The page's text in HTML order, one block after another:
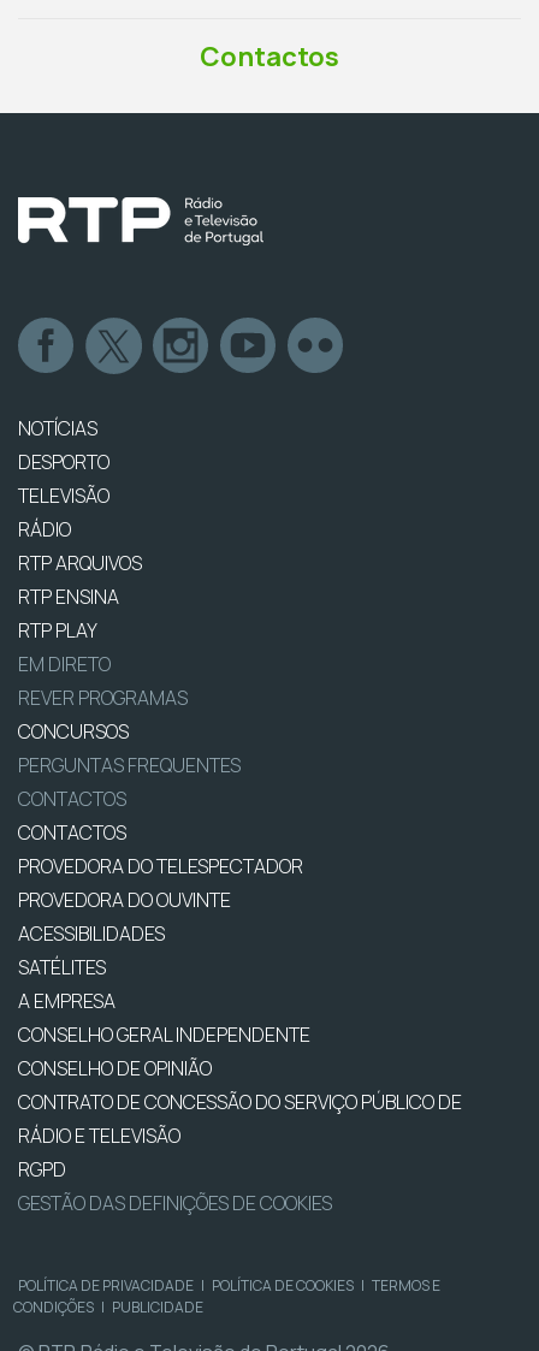
Contactos
NOTÍCIAS
DESPORTO
TELEVISÃO
RÁDIO
RTP ARQUIVOS
RTP ENSINA
RTP PLAY
EM DIRETO
REVER PROGRAMAS
CONCURSOS
PERGUNTAS FREQUENTES
CONTACTOS
CONTACTOS
PROVEDORA DO TELESPECTADOR
PROVEDORA DO OUVINTE
ACESSIBILIDADES
SATÉLITES
A EMPRESA
CONSELHO GERAL INDEPENDENTE
CONSELHO DE OPINIÃO
CONTRATO DE CONCESSÃO DO SERVIÇO PÚBLICO DE
RÁDIO E TELEVISÃO
RGPD
GESTÃO DAS DEFINIÇÕES DE COOKIES
POLÍTICA DE PRIVACIDADE | POLÍTICA DE COOKIES | TERMOS E
CONDIÇÕES | PUBLICIDADE